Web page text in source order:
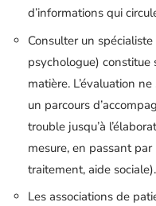
d’informations qui
Consulter un
psychologue)
matière. L’évaluation
un parcours
trouble jusqu’à
mesure, en passant
traitement, aide sociale).
Les associations de